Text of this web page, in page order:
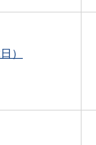
）